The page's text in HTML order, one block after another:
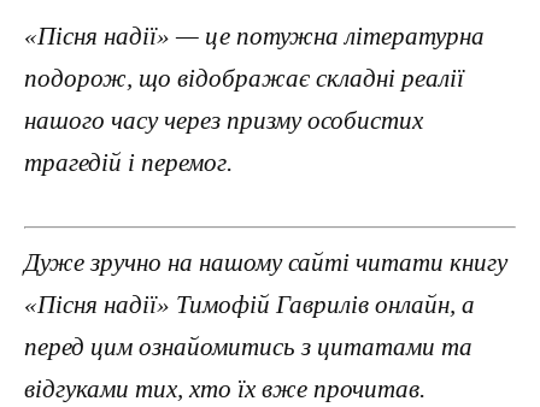
«Пісня надії» — це потужна літературна
подорож, що відображає складні реалії
нашого часу через призму особистих
трагедій і перемог.
Дуже зручно на нашому сайті читати книгу
«Пісня надії» Тимофій Гаврилів онлайн, а
перед цим ознайомитись з цитатами та
відгуками тих, хто їх вже прочитав.